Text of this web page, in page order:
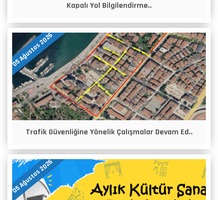
Kapalı Yol Bilgilendirme..
05 Ağustos 2026
Trafik Güvenliğine Yönelik Çalışmalar Devam Ed..
05 Ağustos 2026